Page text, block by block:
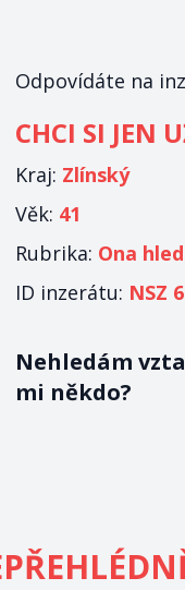
Odpovídáte na
CHCI SI JEN
Kraj: Zlínský
Věk: 41
Rubrika: Ona
ID inzerátu: NSZ
Nehledám
mi někdo?